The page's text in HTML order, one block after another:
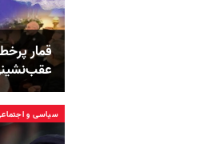
قمار
سیاسی و